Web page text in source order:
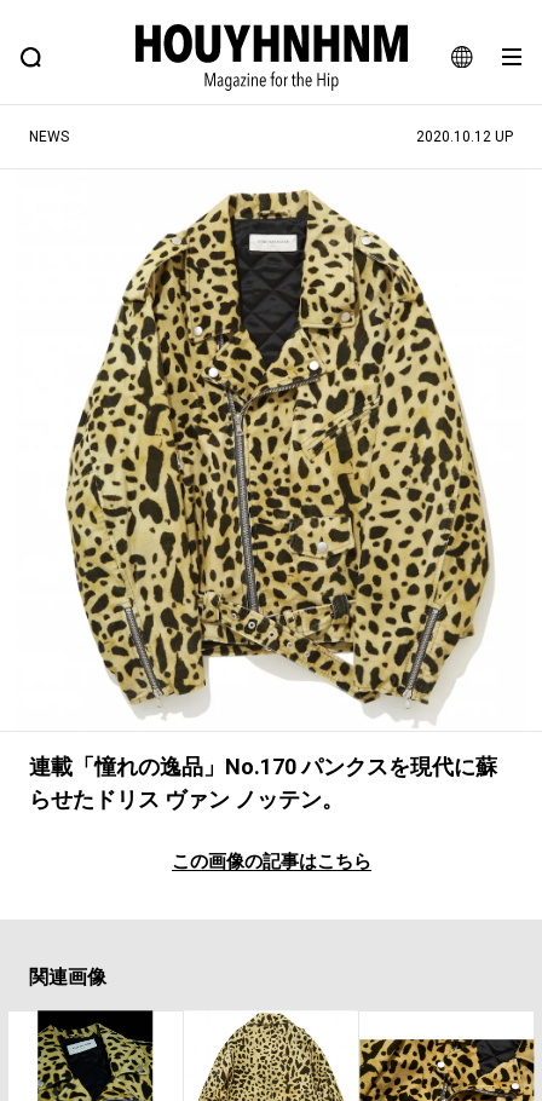
JA
EN
FEATURE BLOG SNAP
ヒップなファッション、カルチャー、ライフスタイルWEBマガジン
#SHOPPING ADDICT #憧れの逸品
#ESSENTIAL DESIGNS #古着サミット
#NEW VINTAGE #マイナーグッド図鑑
#路地裏てぃーん。 #MONTHLY JOURNAL
#GH 銘品の所以 #フイナムのYouTube
#Commune H #FOCUS IT #AH.H
#ととけん #FASHION #MUSIC #MOVIE
#LIFESTYLE #SNEAKER #OUTDOOR
#SPORTS #HANDSOME HANDBOOK
NEWS 2020.10.12 UP
連載「憧れの逸品」No.170 パンクスを現代に蘇
らせたドリス ヴァン ノッテン。
この画像の記事はこちら
関連画像